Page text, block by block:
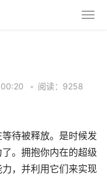
• 阅读：9258
待被释放。是时候发
。拥抱你内在的超级
，并利用它们来实现